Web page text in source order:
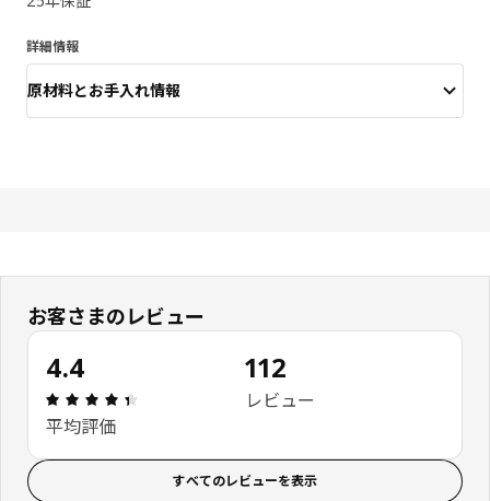
詳細情報
原材料とお手入れ情報
お客さまのレビュー
4.4
レビュー: 4.4 5 星の数 総レビュー: 112
平均評価
112
レビュー
すべてのレビューを表示